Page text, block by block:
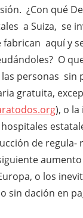
¿Con qué
a Suiza, se
aquí y
O
personas sin
gratuita,
), o
de regula-
o los
sin dación en